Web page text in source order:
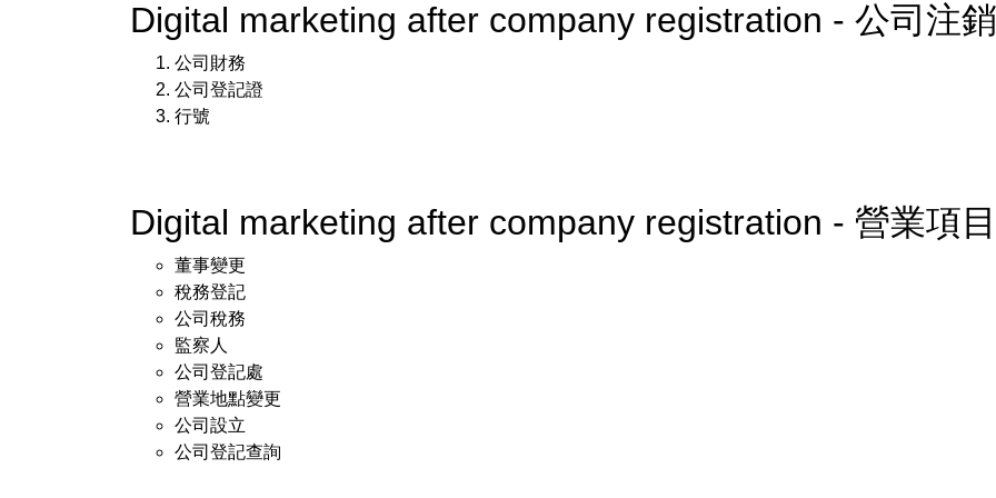
Digital marketing after company registration - 公司注銷
公司財務
公司登記證
行號
Digital marketing after company registration - 營業項
董事變更
稅務登記
公司稅務
監察人
公司登記處
營業地點變更
公司設立
公司登記查詢